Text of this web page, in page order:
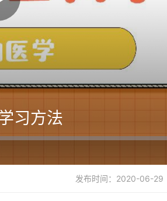
习方法
发布时间：2020-06-29